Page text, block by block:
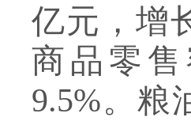
亿元，增
商品零售
9.5%。粮